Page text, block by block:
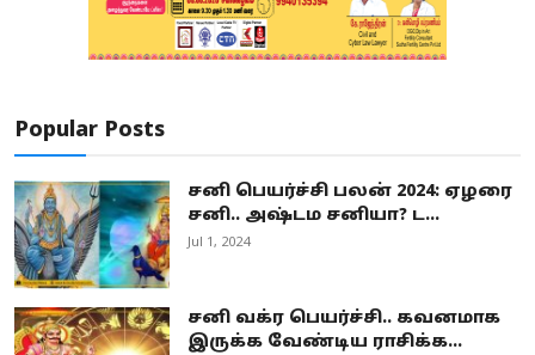
Popular Posts
சனி பெயர்ச்சி பலன் 2024: ஏழரை
சனி.. அஷ்டம சனியா? ட...
Jul 1, 2024
சனி வக்ர பெயர்ச்சி.. கவனமாக
இருக்க வேண்டிய ராசிக்க...